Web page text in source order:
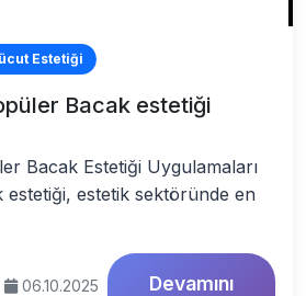
Estetiği
Bacak estetiği
Bacak Estetiği Uygulamaları
estetiği, estetik sektöründe en
06.10.2025
Devamını